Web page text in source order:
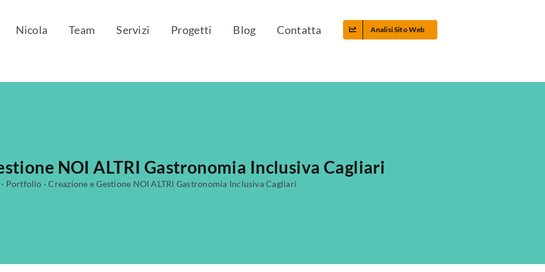
Nicola Team Servizi Progetti Blog Contatta Analisi Sito Web
NOI ALTRI Gastronomia Inclusiva Cagliari
Portfolio ·Creazione e Gestione NOI ALTRI Gastronomia Inclusiva Cagliari